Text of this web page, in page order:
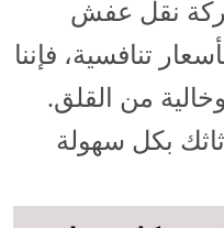
نقل عفش
تنافسية، فإننا
من القلق.
بكل سهولة